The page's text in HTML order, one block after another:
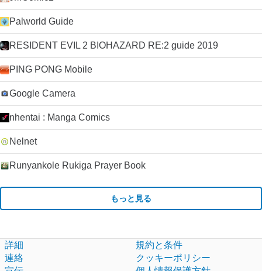
Palworld Guide
RESIDENT EVIL 2 BIOHAZARD RE:2 guide 2019
PING PONG Mobile
Google Camera
nhentai : Manga Comics
Nelnet
Runyankole Rukiga Prayer Book
もっと見る
詳細
連絡
規約と条件
クッキーポリシー